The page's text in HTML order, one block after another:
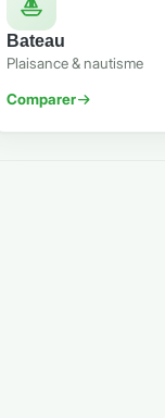
Bateau
Plaisance & nautisme
Comparer